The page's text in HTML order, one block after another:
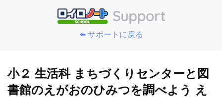
⬅️ サポートに戻る
小２ 生活科 まちづくりセンターと図
書館のえがおのひみつを調べよう え